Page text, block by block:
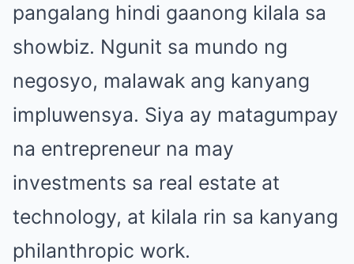
pangalang hindi gaanong kilala sa
showbiz. Ngunit sa mundo ng
negosyo, malawak ang kanyang
impluwensya. Siya ay matagumpay
na entrepreneur na may
investments sa real estate at
technology, at kilala rin sa kanyang
philanthropic work.